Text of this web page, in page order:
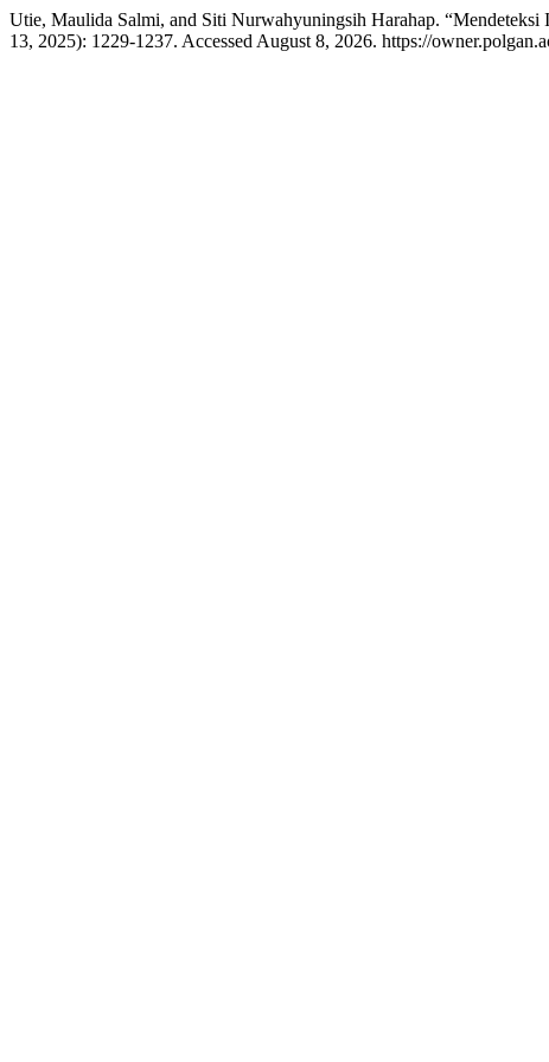
Utie, Maulida Salmi, and Siti Nurwahyuningsih Harahap.
13, 2025): 1229-1237. Accessed August 8, 2026. https://